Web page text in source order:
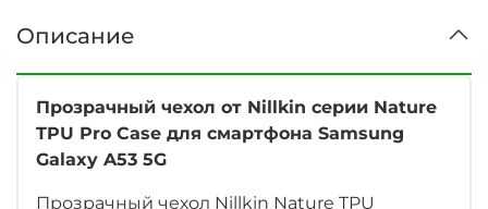
Описание
Прозрачный чехол от Nillkin серии Nature
TPU Pro Case для смартфона Samsung
Galaxy A53 5G
Прозрачный чехол Nillkin Nature TPU